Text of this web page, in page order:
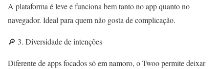
A plataforma é leve e funciona bem tanto no app quanto no
navegador. Ideal para quem não gosta de complicação.
🔎 3. Diversidade de intenções
Diferente de apps focados só em namoro, o Twoo permite deixar